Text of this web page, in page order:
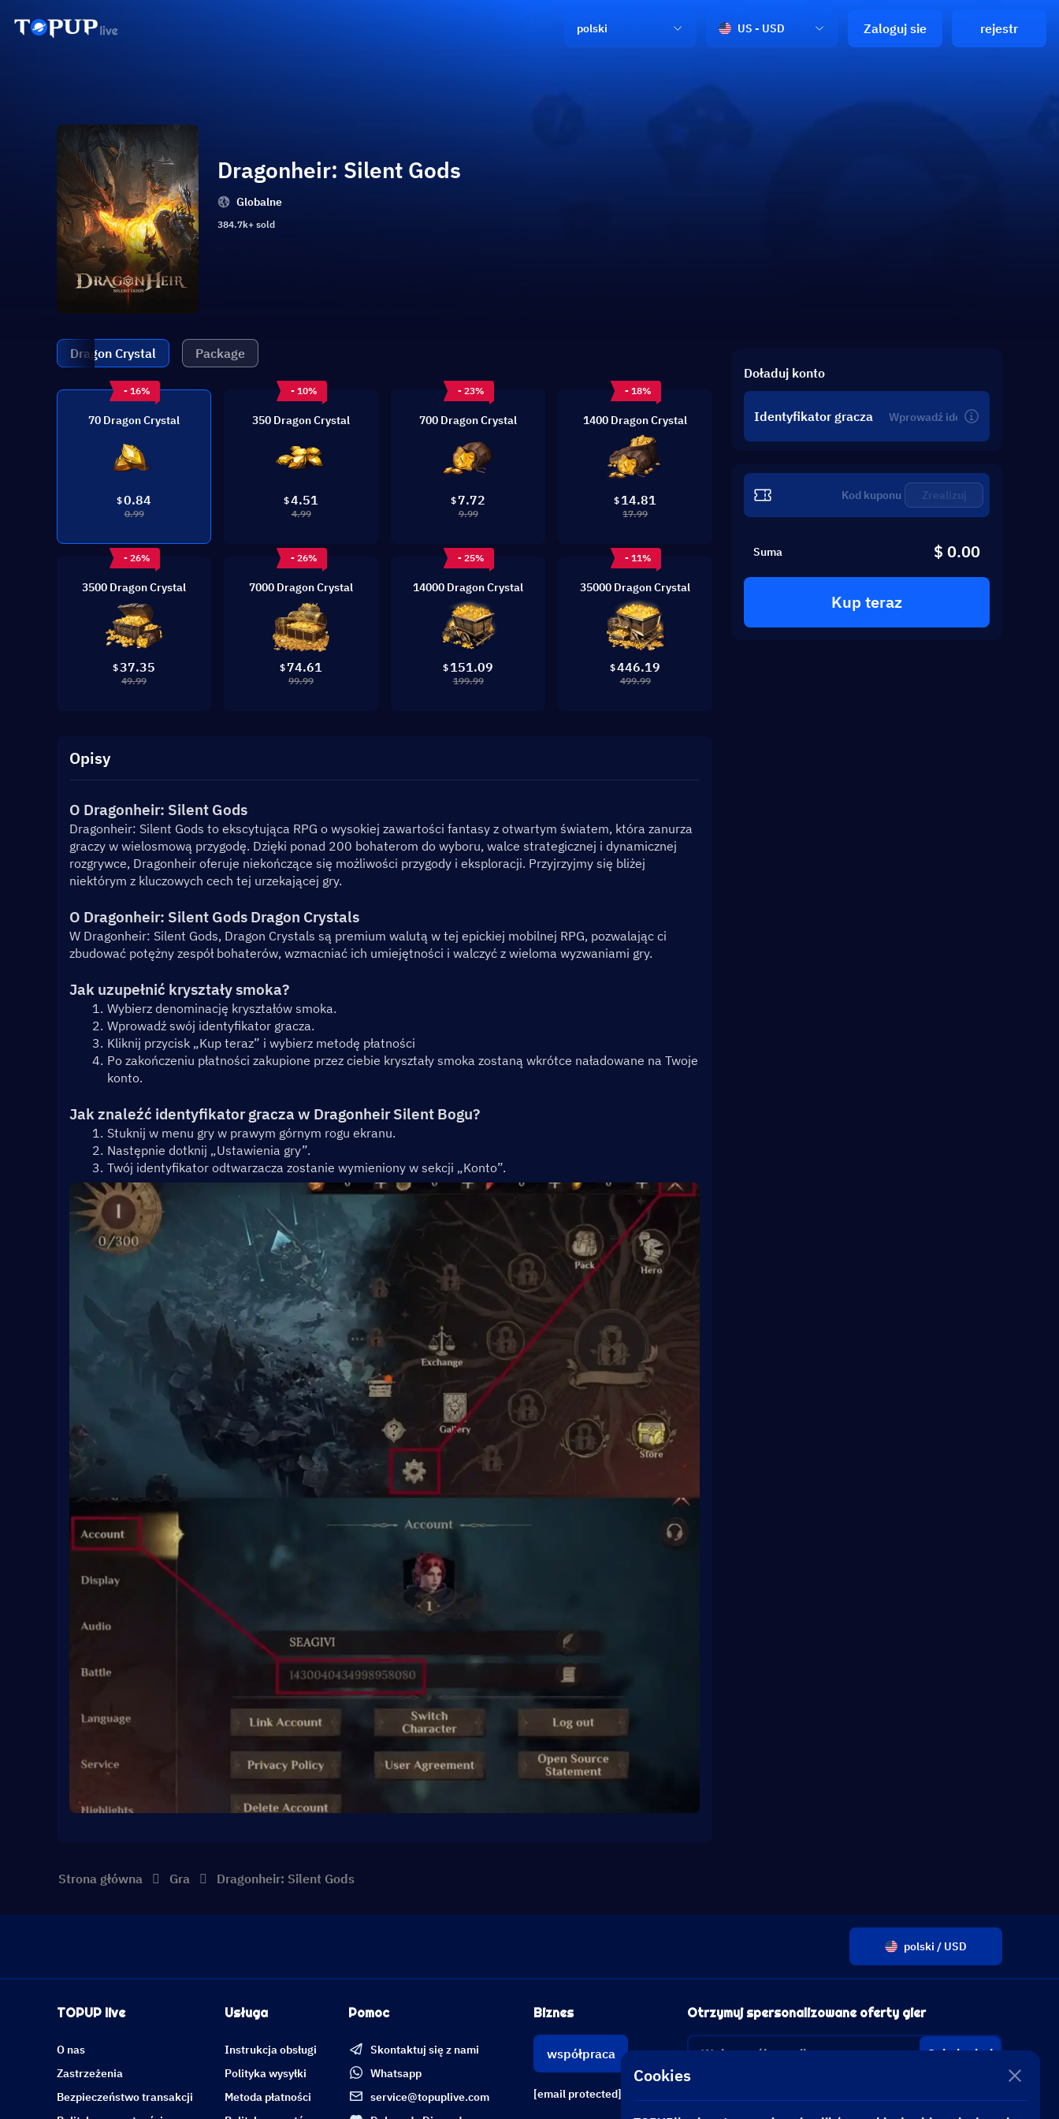
polski US - USD Zaloguj sie rejestr
Dragonheir: Silent Gods
Globalne
384.7k+ sold
Dragon Crystal Package
- 16%
70 Dragon Crystal
$0.84
0.99
- 10%
350 Dragon Crystal
$4.51
4.99
- 23%
700 Dragon Crystal
$ 7.72
9.99
- 18%
1400 Dragon Crystal
$ 14.81
17.99
- 26%
3500 Dragon Crystal
$37.35
49.99
- 26%
7000 Dragon Crystal
$ 74.61
99.99
- 25%
14000 Dragon Crystal
$ 151.09
199.99
- 11%
35000 Dragon Crystal
$446.19
499.99
Opisy
O Dragonheir: Silent Gods
Dragonheir: Silent Gods to ekscytująca RPG o wysokiej zawartości fantasy z otwartym światem, która zanurza
graczy w wielosmową przygodę. Dzięki ponad 200 bohaterom do wyboru, walce strategicznej i dynamicznej
rozgrywce, Dragonheir oferuje niekończące się możliwości przygody i eksploracji. Przyjrzyjmy się bliżej
niektórym z kluczowych cech tej urzekającej gry.
O Dragonheir: Silent Gods Dragon Crystals
W Dragonheir: Silent Gods, Dragon Crystals są premium walutą w tej epickiej mobilnej RPG, pozwalając ci
zbudować potężny zespół bohaterów, wzmacniać ich umiejętności i walczyć z wieloma wyzwaniami gry.
Jak uzupełnić kryształy smoka?
Wybierz denominację kryształów smoka.
Wprowadź swój identyfikator gracza.
Kliknij przycisk „Kup teraz” i wybierz metodę płatności
Po zakończeniu płatności zakupione przez ciebie kryształy smoka zostaną wkrótce naładowane na Twoje
konto.
Jak znaleźć identyfikator gracza w Dragonheir Silent Bogu?
Stuknij w menu gry w prawym górnym rogu ekranu.
Następnie dotknij „Ustawienia gry”.
Twój identyfikator odtwarzacza zostanie wymieniony w sekcji „Konto”.
Doładuj konto
Identyfikator gracza
Zrealizuj
Suma $ 0.00
Kup teraz
Strona główna Gra Dragonheir: Silent Gods
polski / USD
TOPUP live
O nas
Zastrzeżenia
Bezpieczeństwo transakcji
Usługa
Instrukcja obsługi
Polityka wysyłki
Metoda płatności
Pomoc
Skontaktuj się z nami
Whatsapp
service@topuplive.com
Biznes
współpraca
[email protected]
Otrzymuj spersonalizowane oferty gier
Subskrybuj
Cookies